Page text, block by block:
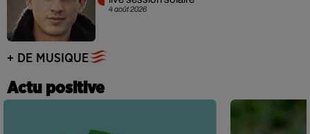
4 août 2026
+ DE MUSIQUE
Actu positive